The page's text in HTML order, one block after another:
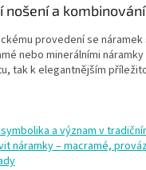
nošení a kombinování
provedení se
nebo minerálními
tak k elegantnějším
a význam v
náramky – macramé,